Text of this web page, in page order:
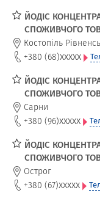
ЙОДІС
СПОЖИВЧОГО
Костопіль
+380 (68)xxxxx
ЙОДІС
СПОЖИВЧОГО
Сарни
+380 (96)xxxxx
ЙОДІС
СПОЖИВЧОГО
Острог
+380 (67)xxxxx